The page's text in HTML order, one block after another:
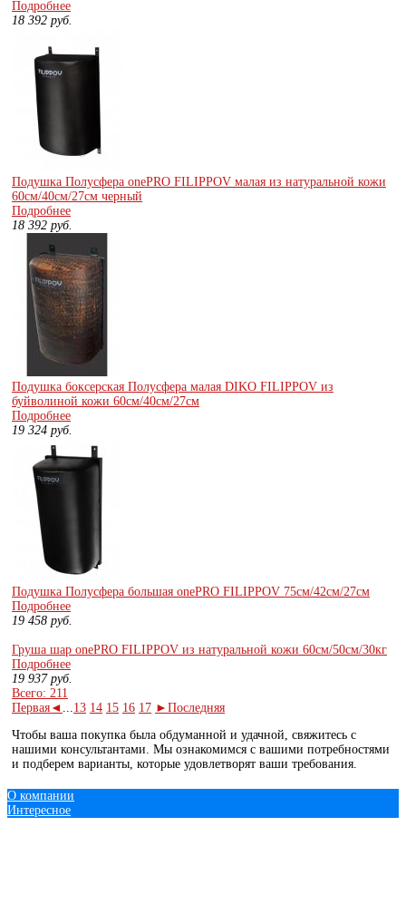
Подробнее
18 392 руб.
Подушка Полусфера onePRO FILIPPOV малая из натуральной кожи
60см/40см/27см черный
Подробнее
18 392 руб.
Подушка боксерская Полусфера малая DIKO FILIPPOV из
буйволиной кожи 60см/40см/27см
Подробнее
19 324 руб.
Подушка Полусфера большая onePRO FILIPPOV 75см/42см/27см
Подробнее
19 458 руб.
Груша шар onePRO FILIPPOV из натуральной кожи 60см/50см/30кг
Подробнее
19 937 руб.
Всего: 211
Первая ◄ 13 14 15 16 17 ► Последняя
Чтобы ваша покупка была обдуманной и удачной, свяжитесь с
нашими консультантами. Мы ознакомимся с вашими потребностями
и подберем варианты, которые удовлетворят ваши требования.
О компании
Интересное